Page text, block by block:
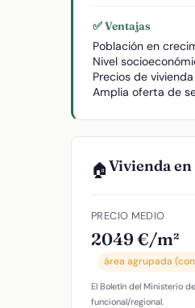
✅ Ventajas
Población en
Nivel
Precios de
Amplia oferta de
🏠Vivienda
PRECIO MEDIO
2049 €/m²
área agrupada
El Boletín del Ministerio
funcional/regional.